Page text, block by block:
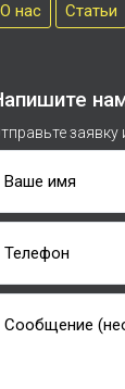
О нас
Cтатьи
Ваше имя
Телефон
Сообщение